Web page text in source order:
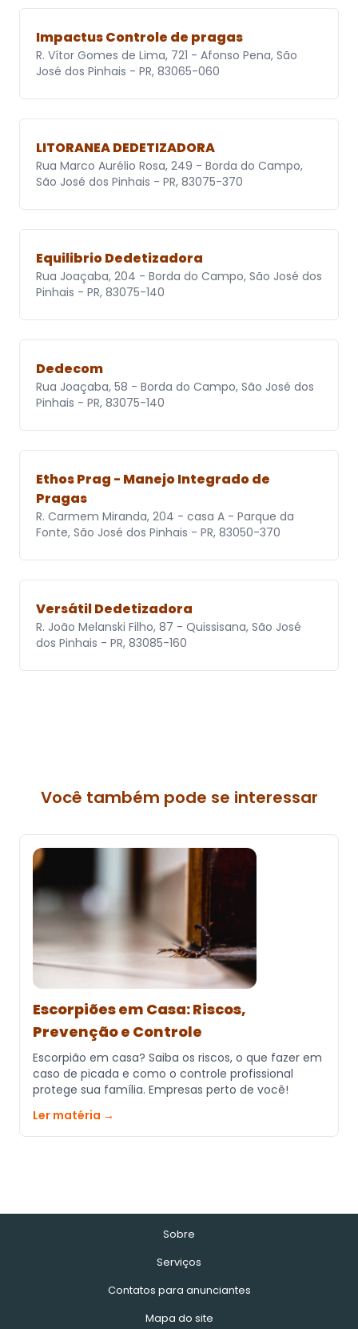
Impactus Controle de pragas
R. Vítor Gomes de Lima, 721 - Afonso Pena, São
José dos Pinhais - PR, 83065-060
LITORANEA DEDETIZADORA
Rua Marco Aurélio Rosa, 249 - Borda do Campo,
São José dos Pinhais - PR, 83075-370
Equilibrio Dedetizadora
Rua Joaçaba, 204 - Borda do Campo, São José dos
Pinhais - PR, 83075-140
Dedecom
Rua Joaçaba, 58 - Borda do Campo, São José dos
Pinhais - PR, 83075-140
Ethos Prag - Manejo Integrado de
Pragas
R. Carmem Miranda, 204 - casa A - Parque da
Fonte, São José dos Pinhais - PR, 83050-370
Versátil Dedetizadora
R. João Melanski Filho, 87 - Quissisana, São José
dos Pinhais - PR, 83085-160
Você também pode se interessar
Escorpiões em Casa: Riscos,
Prevenção e Controle
Escorpião em casa? Saiba os riscos, o que fazer em
caso de picada e como o controle profissional
protege sua família. Empresas perto de você!
Ler matéria →
Sobre
Serviços
Contatos para anunciantes
Mapa do site